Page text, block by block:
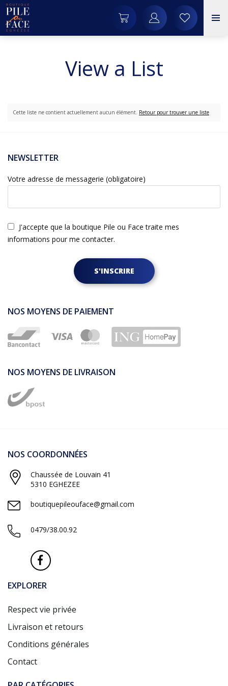
View a List
Cette liste ne contient actuellement aucun élément. Retour pour trouver une liste
NEWSLETTER
Votre adresse de messagerie (obligatoire)
J'accepte que la boutique Pile ou Face traite mes
informations pour me contacter.
S'INSCRIRE
NOS MOYENS DE PAIEMENT
NOS MOYENS DE LIVRAISON
NOS COORDONNÉES
Chaussée de Louvain 41
5310 EGHEZEE
boutiquepileouface@gmail.com
0479/38.00.92
EXPLORER
Respect vie privée
Livraison et retours
Conditions générales
Contact